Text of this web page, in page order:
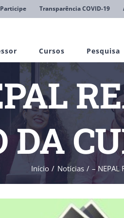
Participe Transparência COVID-19
Cursos Pesquisa
DA
Início Notícias – NEPAL